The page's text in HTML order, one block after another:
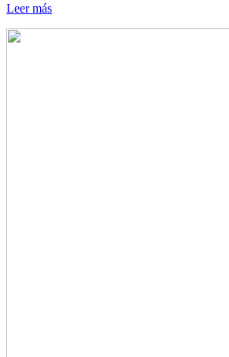
Leer más